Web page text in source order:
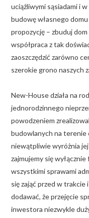
uciążliwymi sąsiadami i
budowę własnego
propozycję – zbuduj
współpraca z tak
zaoszczędzić zarówno
szerokie grono naszych
New-House działa na
jednorodzinnego
powodzeniem
budowlanych na terenie
niewątpliwie wyróżnia
zajmujemy się
wszystkimi sprawami
się zająć przed w trakcie
dodawać, że przejęcie
inwestora niezwykle